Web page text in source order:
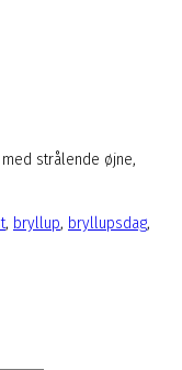
strålende øjne,
, bryllup, bryllupsdag,